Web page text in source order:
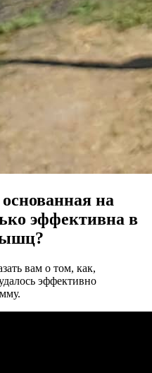
на
эффективна в
вам о том, как,
эффективно